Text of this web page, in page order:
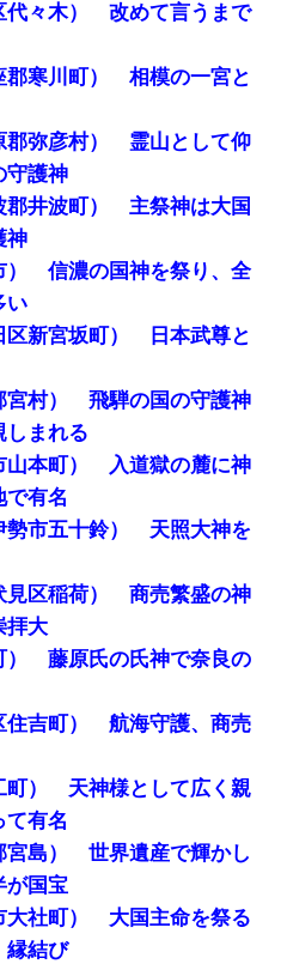
代々木） 改めて言うまで
寒川町） 相模の一宮と
郡弥彦村） 霊山として仰
守護神
井波町） 主祭神は大国
神
） 信濃の国神を祭り、全
い
新宮坂町） 日本武尊と
宮村） 飛騨の国の守護神
しまれる
山本町） 入道獄の麓に神
で有名
勢市五十鈴） 天照大神を
見区稲荷） 商売繁盛の神
拝大
） 藤原氏の氏神で奈良の
住吉町） 航海守護、商売
町） 天神様として広く親
て有名
島） 世界遺産で輝かし
が国宝
大社町） 大国主命を祭る
縁結び